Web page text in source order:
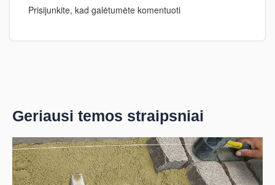
Prisijunkite, kad galėtumėte komentuoti
Geriausi temos straipsniai